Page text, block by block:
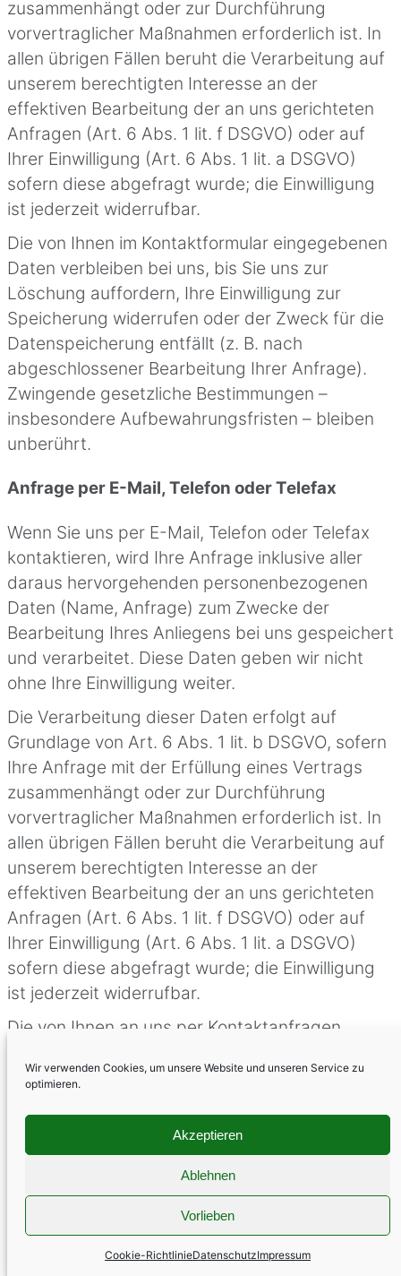
Wir verwenden Cookies, um unsere Website und unseren Service zu
optimieren.
Akzeptieren
Ablehnen
Vorlieben
Cookie-RichtlinieDatenschutzImpressum
zusammenhängt oder zur Durchführung
vorvertraglicher Maßnahmen erforderlich ist. In
allen übrigen Fällen beruht die Verarbeitung auf
unserem berechtigten Interesse an der
effektiven Bearbeitung der an uns gerichteten
Anfragen (Art. 6 Abs. 1 lit. f DSGVO) oder auf
Ihrer Einwilligung (Art. 6 Abs. 1 lit. a DSGVO)
sofern diese abgefragt wurde; die Einwilligung
ist jederzeit widerrufbar.
Die von Ihnen im Kontaktformular eingegebenen
Daten verbleiben bei uns, bis Sie uns zur
Löschung auffordern, Ihre Einwilligung zur
Speicherung widerrufen oder der Zweck für die
Datenspeicherung entfällt (z. B. nach
abgeschlossener Bearbeitung Ihrer Anfrage).
Zwingende gesetzliche Bestimmungen –
insbesondere Aufbewahrungsfristen – bleiben
unberührt.
Anfrage per E-Mail, Telefon oder Telefax
Wenn Sie uns per E-Mail, Telefon oder Telefax
kontaktieren, wird Ihre Anfrage inklusive aller
daraus hervorgehenden personenbezogenen
Daten (Name, Anfrage) zum Zwecke der
Bearbeitung Ihres Anliegens bei uns gespeichert
und verarbeitet. Diese Daten geben wir nicht
ohne Ihre Einwilligung weiter.
Die Verarbeitung dieser Daten erfolgt auf
Grundlage von Art. 6 Abs. 1 lit. b DSGVO, sofern
Ihre Anfrage mit der Erfüllung eines Vertrags
zusammenhängt oder zur Durchführung
vorvertraglicher Maßnahmen erforderlich ist. In
allen übrigen Fällen beruht die Verarbeitung auf
unserem berechtigten Interesse an der
effektiven Bearbeitung der an uns gerichteten
Anfragen (Art. 6 Abs. 1 lit. f DSGVO) oder auf
Ihrer Einwilligung (Art. 6 Abs. 1 lit. a DSGVO)
sofern diese abgefragt wurde; die Einwilligung
ist jederzeit widerrufbar.
Die von Ihnen an uns per Kontaktanfragen
uns zur Löschung auffordern, Ihre Einwilligung
die Datenspeicherung entfällt (z. B. nach
abgeschlossener Bearbeitung Ihres Anliegens).
Zwingende gesetzliche Bestimmungen –
insbesondere gesetzliche Aufbewahrungsfristen
– bleiben unberührt.